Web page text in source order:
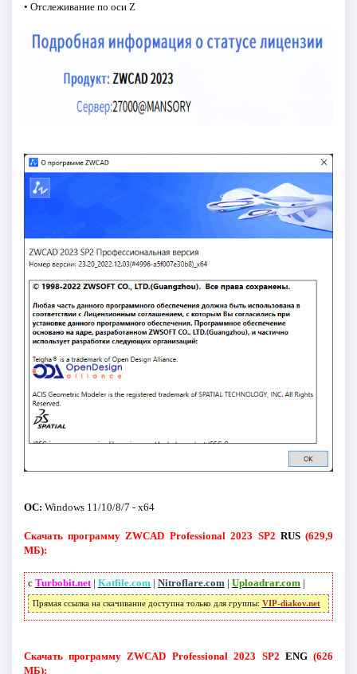
• Отслеживание по оси Z
ОС: Windows 11/10/8/7 - x64
Скачать программу ZWCAD Professional 2023 SP2 RUS(629,9
МБ):
с Turbobit.net| Katfile.com| Nitroflare.com| Uploadrar.com|
Прямая ссылка на скачивание доступна только для группы: VIP-diakov.net
Скачать программу ZWCAD Professional 2023 SP2 ENG(626
МБ):